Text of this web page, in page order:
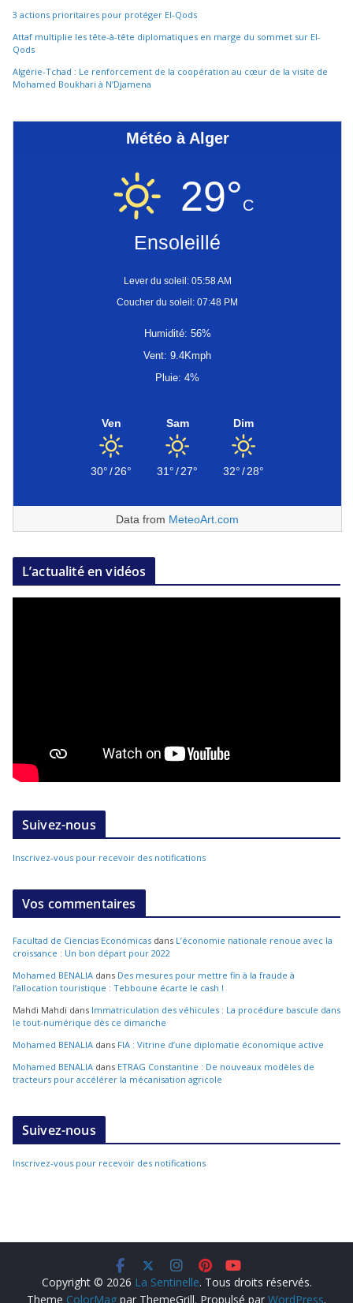
3 actions prioritaires pour protéger El-Qods
Attaf multiplie les tête-à-tête diplomatiques en marge du sommet sur El-
Qods
Algérie-Tchad : Le renforcement de la coopération au cœur de la visite de
Mohamed Boukhari à N’Djamena
Météo à Alger
29°C
Ensoleillé
Lever du soleil: 05:58 AM
Coucher du soleil: 07:48 PM
Humidité: 56%
Vent: 9.4Kmph
Pluie: 4%
Ven
30°/26°
Sam
31°/27°
Dim
32°/28°
Data from MeteoArt.com
L’actualité en vidéos
Suivez-nous
Inscrivez-vous pour recevoir des notifications
Vos commentaires
Facultad de Ciencias Económicas dans L’économie nationale renoue avec la
croissance : Un bon départ pour 2022
Mohamed BENALIA dans Des mesures pour mettre fin à la fraude à
l’allocation touristique : Tebboune écarte le cash !
Mahdi Mahdi dans Immatriculation des véhicules : La procédure bascule dans
le tout-numérique dès ce dimanche
Mohamed BENALIA dans FIA : Vitrine d’une diplomatie économique active
Mohamed BENALIA dans ETRAG Constantine : De nouveaux modèles de
tracteurs pour accélérer la mécanisation agricole
Suivez-nous
Inscrivez-vous pour recevoir des notifications
Copyright © 2026 La Sentinelle. Tous droits réservés.
Theme ColorMag par ThemeGrill. Propulsé par WordPress.